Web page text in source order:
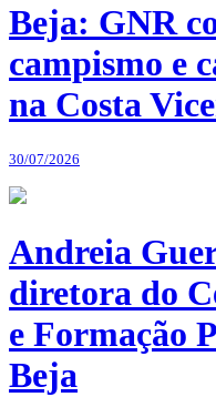
Beja: GNR
campismo e
na Costa
30/07/2026
Andreia
diretora do
e Formação
Beja